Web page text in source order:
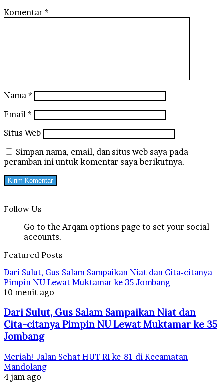
Komentar *
Nama *
Email *
Situs Web
Simpan nama, email, dan situs web saya pada
peramban ini untuk komentar saya berikutnya.
Follow Us
Go to the Arqam options page to set your social
accounts.
Featured Posts
Dari Sulut, Gus Salam Sampaikan Niat dan Cita-citanya
Pimpin NU Lewat Muktamar ke 35 Jombang
10 menit ago
Dari Sulut, Gus Salam Sampaikan Niat dan
Cita-citanya Pimpin NU Lewat Muktamar ke 35
Jombang
Meriah! Jalan Sehat HUT RI ke-81 di Kecamatan
Mandolang
4 jam ago